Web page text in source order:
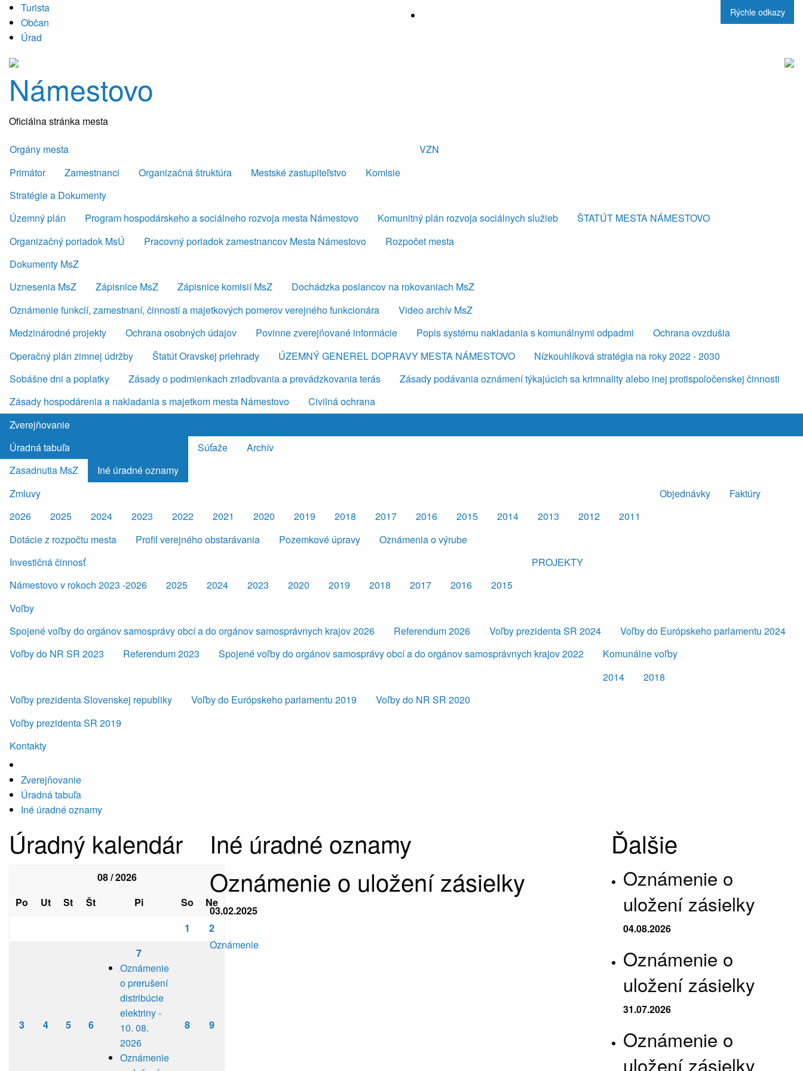
Turista
Občan
Úrad
Rýchle odkazy
Námestovo
Oficiálna stránka mesta
Orgány mesta
Primátor
Zamestnanci Organizačná štruktúra Mestské zastupiteľstvo Komisie
VZN
Stratégie a Dokumenty
Územný plán
Program hospodárskeho a sociálneho rozvoja mesta Námestovo Komunitný plán rozvoja sociálnych služieb
ŠTATÚT MESTA NÁMESTOVO
Organizačný poriadok MsÚ
Pracovný poriadok zamestnancov Mesta Námestovo
Rozpočet mesta
Dokumenty MsZ
Uznesenia MsZ
Zápisnice MsZ Zápisnice komisií MsZ
Dochádzka poslancov na rokovaniach MsZ
Oznámenie funkcií, zamestnaní, činností a majetkových pomerov verejného funkcionára
Video archív MsZ
Medzinárodné projekty
Ochrana osobných údajov Povinne zverejňované informácie Popis systému nakladania s komunálnymi odpadmi
Ochrana ovzdušia
Operačný plán zimnej údržby
Štatút Oravskej priehrady ÚZEMNÝ GENEREL DOPRAVY MESTA NÁMESTOVO
Nízkouhlíková stratégia na roky 2022 - 2030
Sobášne dni a poplatky
Zásady o podmienkach zriaďovania a prevádzkovania terás
Zásady podávania oznámení týkajúcich sa krimnality alebo inej protispoločenskej činnosti
Zásady hospodárenia a nakladania s majetkom mesta Námestovo
Civilná ochrana
Zverejňovanie
Úradná tabuľa
Zasadnutia MsZ
Iné úradné oznamy
Súťaže Archív
Zmluvy
2026
2025 2024 2023 2022 2021 2020 2019 2018 2017 2016 2015 2014 2013 2012 2011
Objednávky Faktúry
Dotácie z rozpočtu mesta Profil verejného obstarávania Pozemkové úpravy
Oznámenia o výrube
Investičná činnosť
Námestovo v rokoch 2023 -2026
2025 2024 2023 2020 2019 2018 2017 2016 2015
PROJEKTY
Voľby
Spojené voľby do orgánov samosprávy obcí a do orgánov samosprávnych krajov 2026
Referendum 2026 Voľby prezidenta SR 2024
Voľby do Európskeho parlamentu 2024
Voľby do NR SR 2023
Referendum 2023 Spojené voľby do orgánov samosprávy obcí a do orgánov samosprávnych krajov 2022
Komunálne voľby
2014
2018
Voľby prezidenta Slovenskej republiky
Voľby prezidenta SR 2019
Voľby do Európskeho parlamentu 2019 Voľby do NR SR 2020
Kontakty
Zverejňovanie
Úradná tabuľa
Iné úradné oznamy
Úradný kalendár
08 / 2026
Po
Ut St Št Pi So
Ne
1
2
3 4 5 6
7
Oznámenie
o prerušení
distribúcie
elektriny -
10. 08.
2026
Oznámenie
8 9
Iné úradné oznamy
Oznámenie o uložení zásielky
03.02.2025
Oznámenie
Ďalšie
Oznámenie o
uložení zásielky
04.08.2026
Oznámenie o
uložení zásielky
31.07.2026
Oznámenie o
uložení zásielky